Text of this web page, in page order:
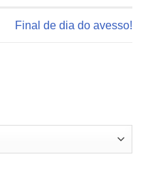
Final de dia do avesso!